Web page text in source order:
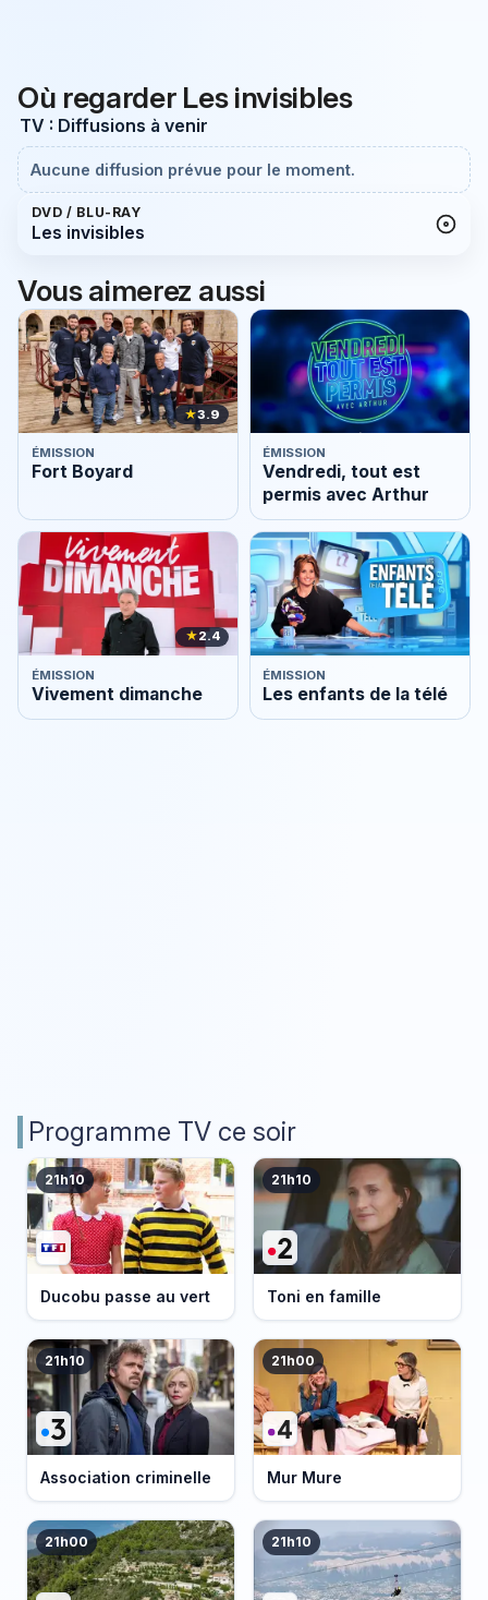
Où regarder Les invisibles
TV : Diffusions à venir
Aucune diffusion prévue pour le moment.
DVD / BLU-RAY
Les invisibles
Vous aimerez aussi
★3.9
ÉMISSION
Fort Boyard
ÉMISSION
Vendredi, tout est
permis avec Arthur
★2.4
ÉMISSION
Vivement dimanche
ÉMISSION
Les enfants de la télé
Programme TV ce soir
21h10
Ducobu passe au vert
21h10
Toni en famille
21h10
Association criminelle
21h00
Mur Mure
21h00 21h10